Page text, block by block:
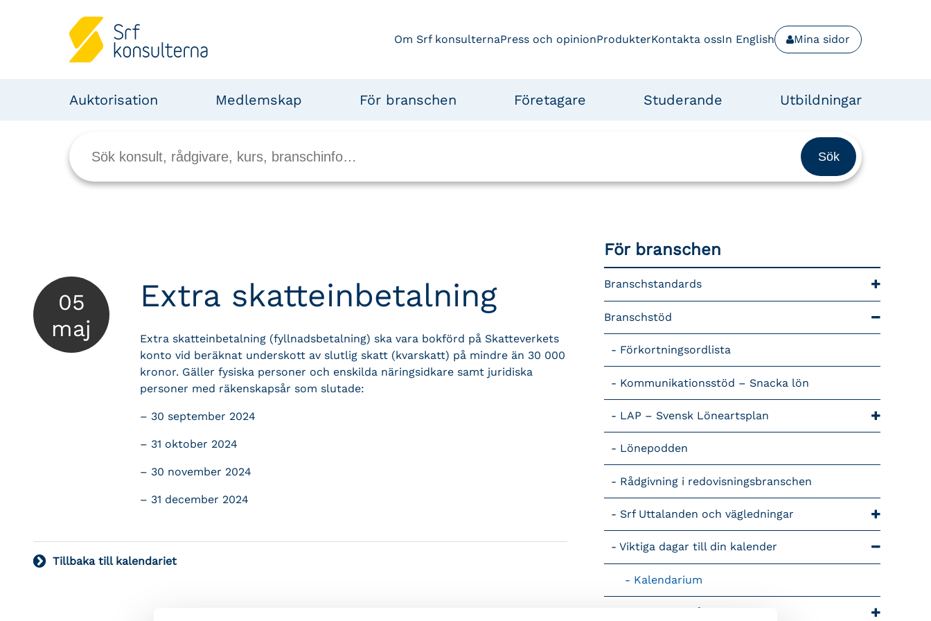
Om Srf konsulternaPress och opinionProdukterKontakta ossIn English Mina sidor
Auktorisation Medlemskap För branschen Företagare Studerande Utbildningar
05
maj
Extra skatteinbetalning
Extra skatteinbetalning (fyllnadsbetalning) ska vara bokförd på Skatteverkets
konto vid beräknat underskott av slutlig skatt (kvarskatt) på mindre än 30 000
kronor. Gäller fysiska personer och enskilda näringsidkare samt juridiska
personer med räkenskapsår som slutade:
– 30 september 2024
– 31 oktober 2024
– 30 november 2024
– 31 december 2024
Tillbaka till kalendariet
För branschen
Branschstandards
Branschstöd
Förkortningsordlista
Kommunikationsstöd – Snacka lön
LAP – Svensk Löneartsplan
Lönepodden
Rådgivning i redovisningsbranschen
Srf Uttalanden och vägledningar
Viktiga dagar till din kalender
Kalendarium
Viktiga branschfrågor